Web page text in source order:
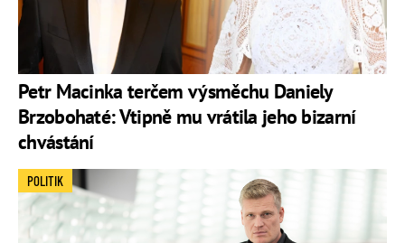
Petr Macinka terčem výsměchu Daniely
Brzobohaté: Vtipně mu vrátila jeho bizarní
chvástání
POLITIK